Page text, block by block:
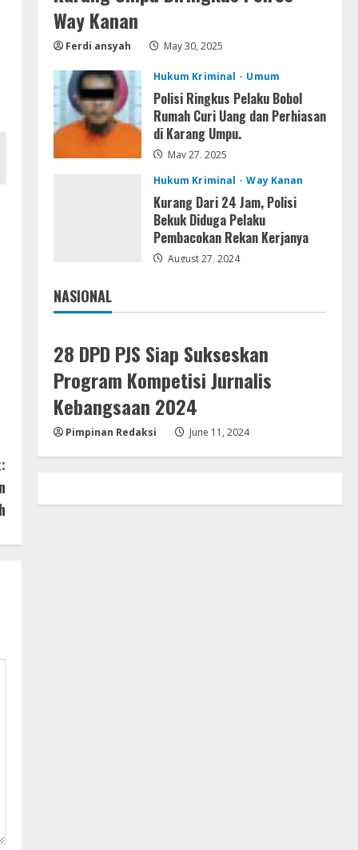
4
Bhakti; Rumah Ibu Yuli Hangus
Dilalap Api
Serialers
Adobe Acrobat Pro 2021
Portable only [100% Worked]
[Windows] 2025
August 7, 2026
Way Kanan
Ferdi ansyah May 30, 2025
Hukum Kriminal Umum
Polisi Ringkus Pelaku Bobol
Rumah Curi Uang dan Perhiasan
di Karang Umpu.
May 27, 2025
Hukum Kriminal
Way Kanan
Kurang Dari 24 Jam, Polisi
Bekuk Diduga Pelaku
Pembacokan Rekan Kerjanya
August 27, 2024
NASIONAL
Jakarta
28 DPD PJS Siap Sukseskan
Program Kompetisi Jurnalis
Kebangsaan 2024
Pimpinan Redaksi June 11, 2024